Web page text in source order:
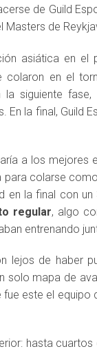
de Guild
Masters de
asiática en el
en el
siguiente
En la final, Guild
a los mejores
colarse
en la final con
regular, algo
entrenando
lejos de haber
solo mapa de
este el equipo
hasta